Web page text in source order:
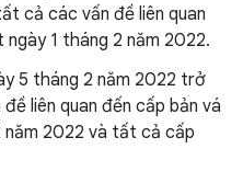
cả các vấn đề liên quan
1 tháng 2 năm 2022.
5 tháng 2 năm 2022 trở
liên quan đến cấp bản vá
2022 và tất cả cấp